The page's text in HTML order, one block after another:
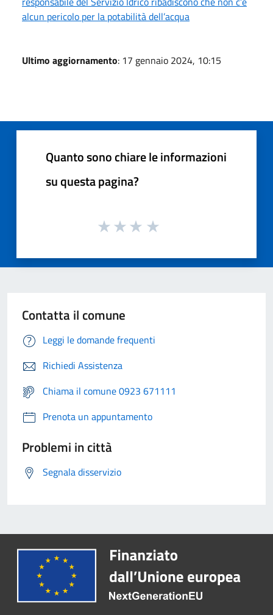
alcun pericolo per la potabilità dell’acqua
Ultimo aggiornamento: 17 gennaio 2024, 10:15
Quanto sono chiare le informazioni
su questa pagina?
Contatta il comune
Leggi le domande frequenti
Richiedi Assistenza
Chiama il comune 0923 671111
Prenota un appuntamento
Problemi in città
Segnala disservizio